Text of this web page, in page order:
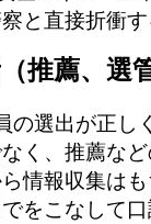
と直接折衝
推薦、選
の選出が正し
なく、推薦な
情報収集は
をこなして